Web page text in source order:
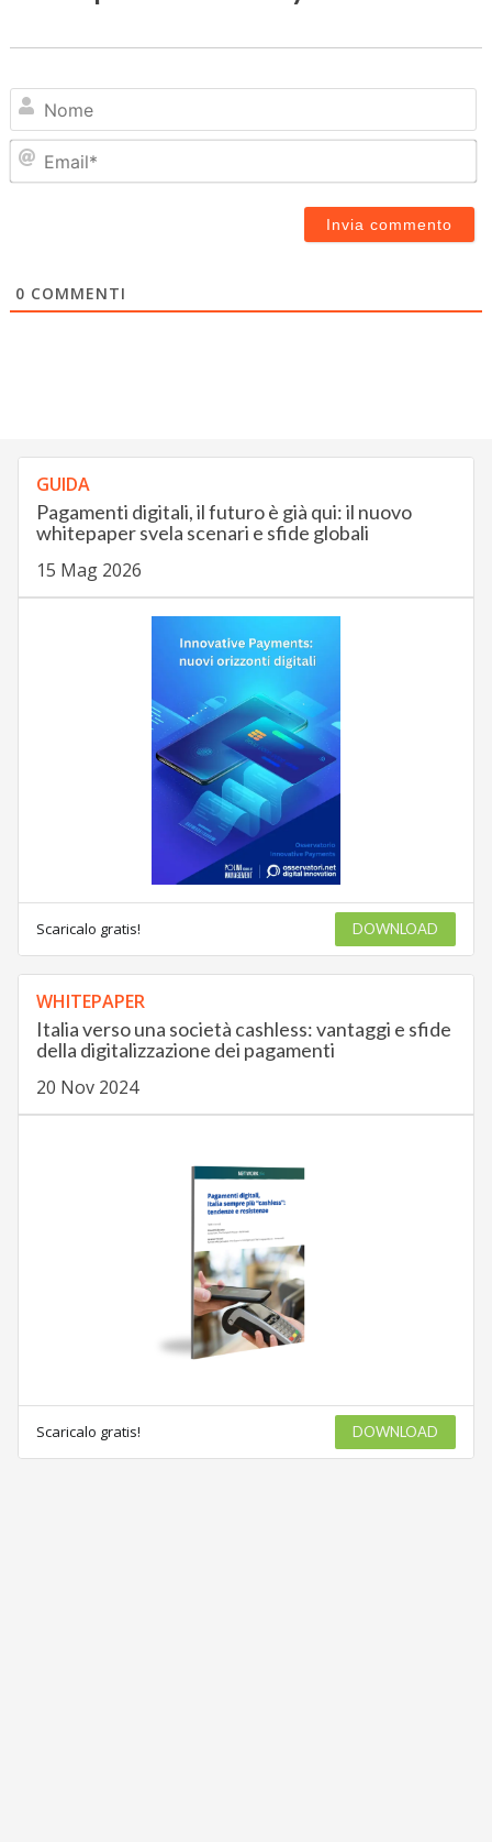
0 COMMENTI
GUIDA
Pagamenti digitali, il futuro è già qui: il nuovo
whitepaper svela scenari e sfide globali
15 Mag 2026
Scaricalo gratis! DOWNLOAD
WHITEPAPER
Italia verso una società cashless: vantaggi e sfide
della digitalizzazione dei pagamenti
20 Nov 2024
Scaricalo gratis! DOWNLOAD